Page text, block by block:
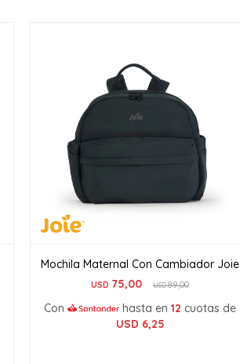
Mochila Maternal Con Cambiador Joie
USD 75,00 USD89,00
Con hasta en12 cuotas de
USD 6,25